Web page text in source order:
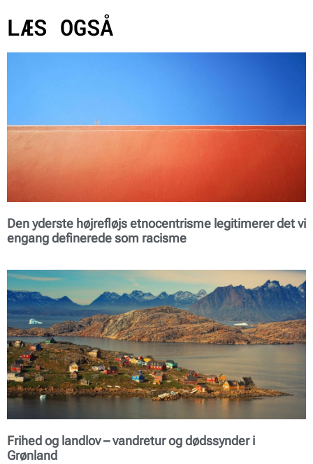
LÆS OGSÅ
Den yderste højrefløjs etnocentrisme legitimerer det vi
engang definerede som racisme
Frihed og landlov – vandretur og dødssynder i
Grønland